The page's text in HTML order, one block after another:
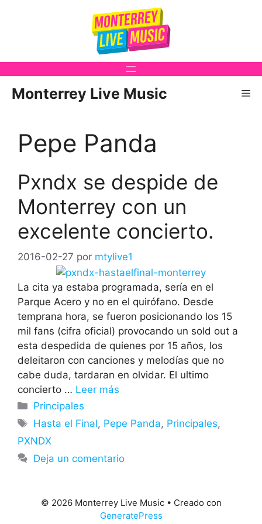
Monterrey Live Music
Pepe Panda
Pxndx se despide de
Monterrey con un
excelente concierto.
2016-02-27 por mtylive1
La cita ya estaba programada, sería en el
Parque Acero y no en el quirófano. Desde
temprana hora, se fueron posicionando los 15
mil fans (cifra oficial) provocando un sold out a
esta despedida de quienes por 15 años, los
deleitaron con canciones y melodías que no
cabe duda, tardaran en olvidar. El ultimo
concierto … Leer más
Categorías
Principales
Etiquetas
Hasta el Final, Pepe Panda, Principales,
PXNDX
Deja un comentario
© 2026 Monterrey Live Music• Creado con
GeneratePress